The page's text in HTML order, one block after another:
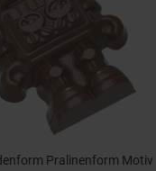
Pralinenform Motiv